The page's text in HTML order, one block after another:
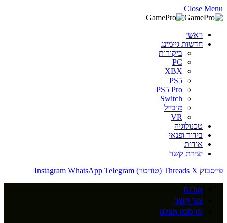
Close Menu
ראשי
חדשות גיימינג
ביקורות
PC
XBX
PS5
PS5 Pro
Switch
מובייל
VR
טכנולוגיה
בידור ופנאי
אודות
יצירת קשר
פייסבוק
Threads X (טוויטר) Instagram WhatsApp Telegram
אודות
צור קשר
פרסמו אצלנו